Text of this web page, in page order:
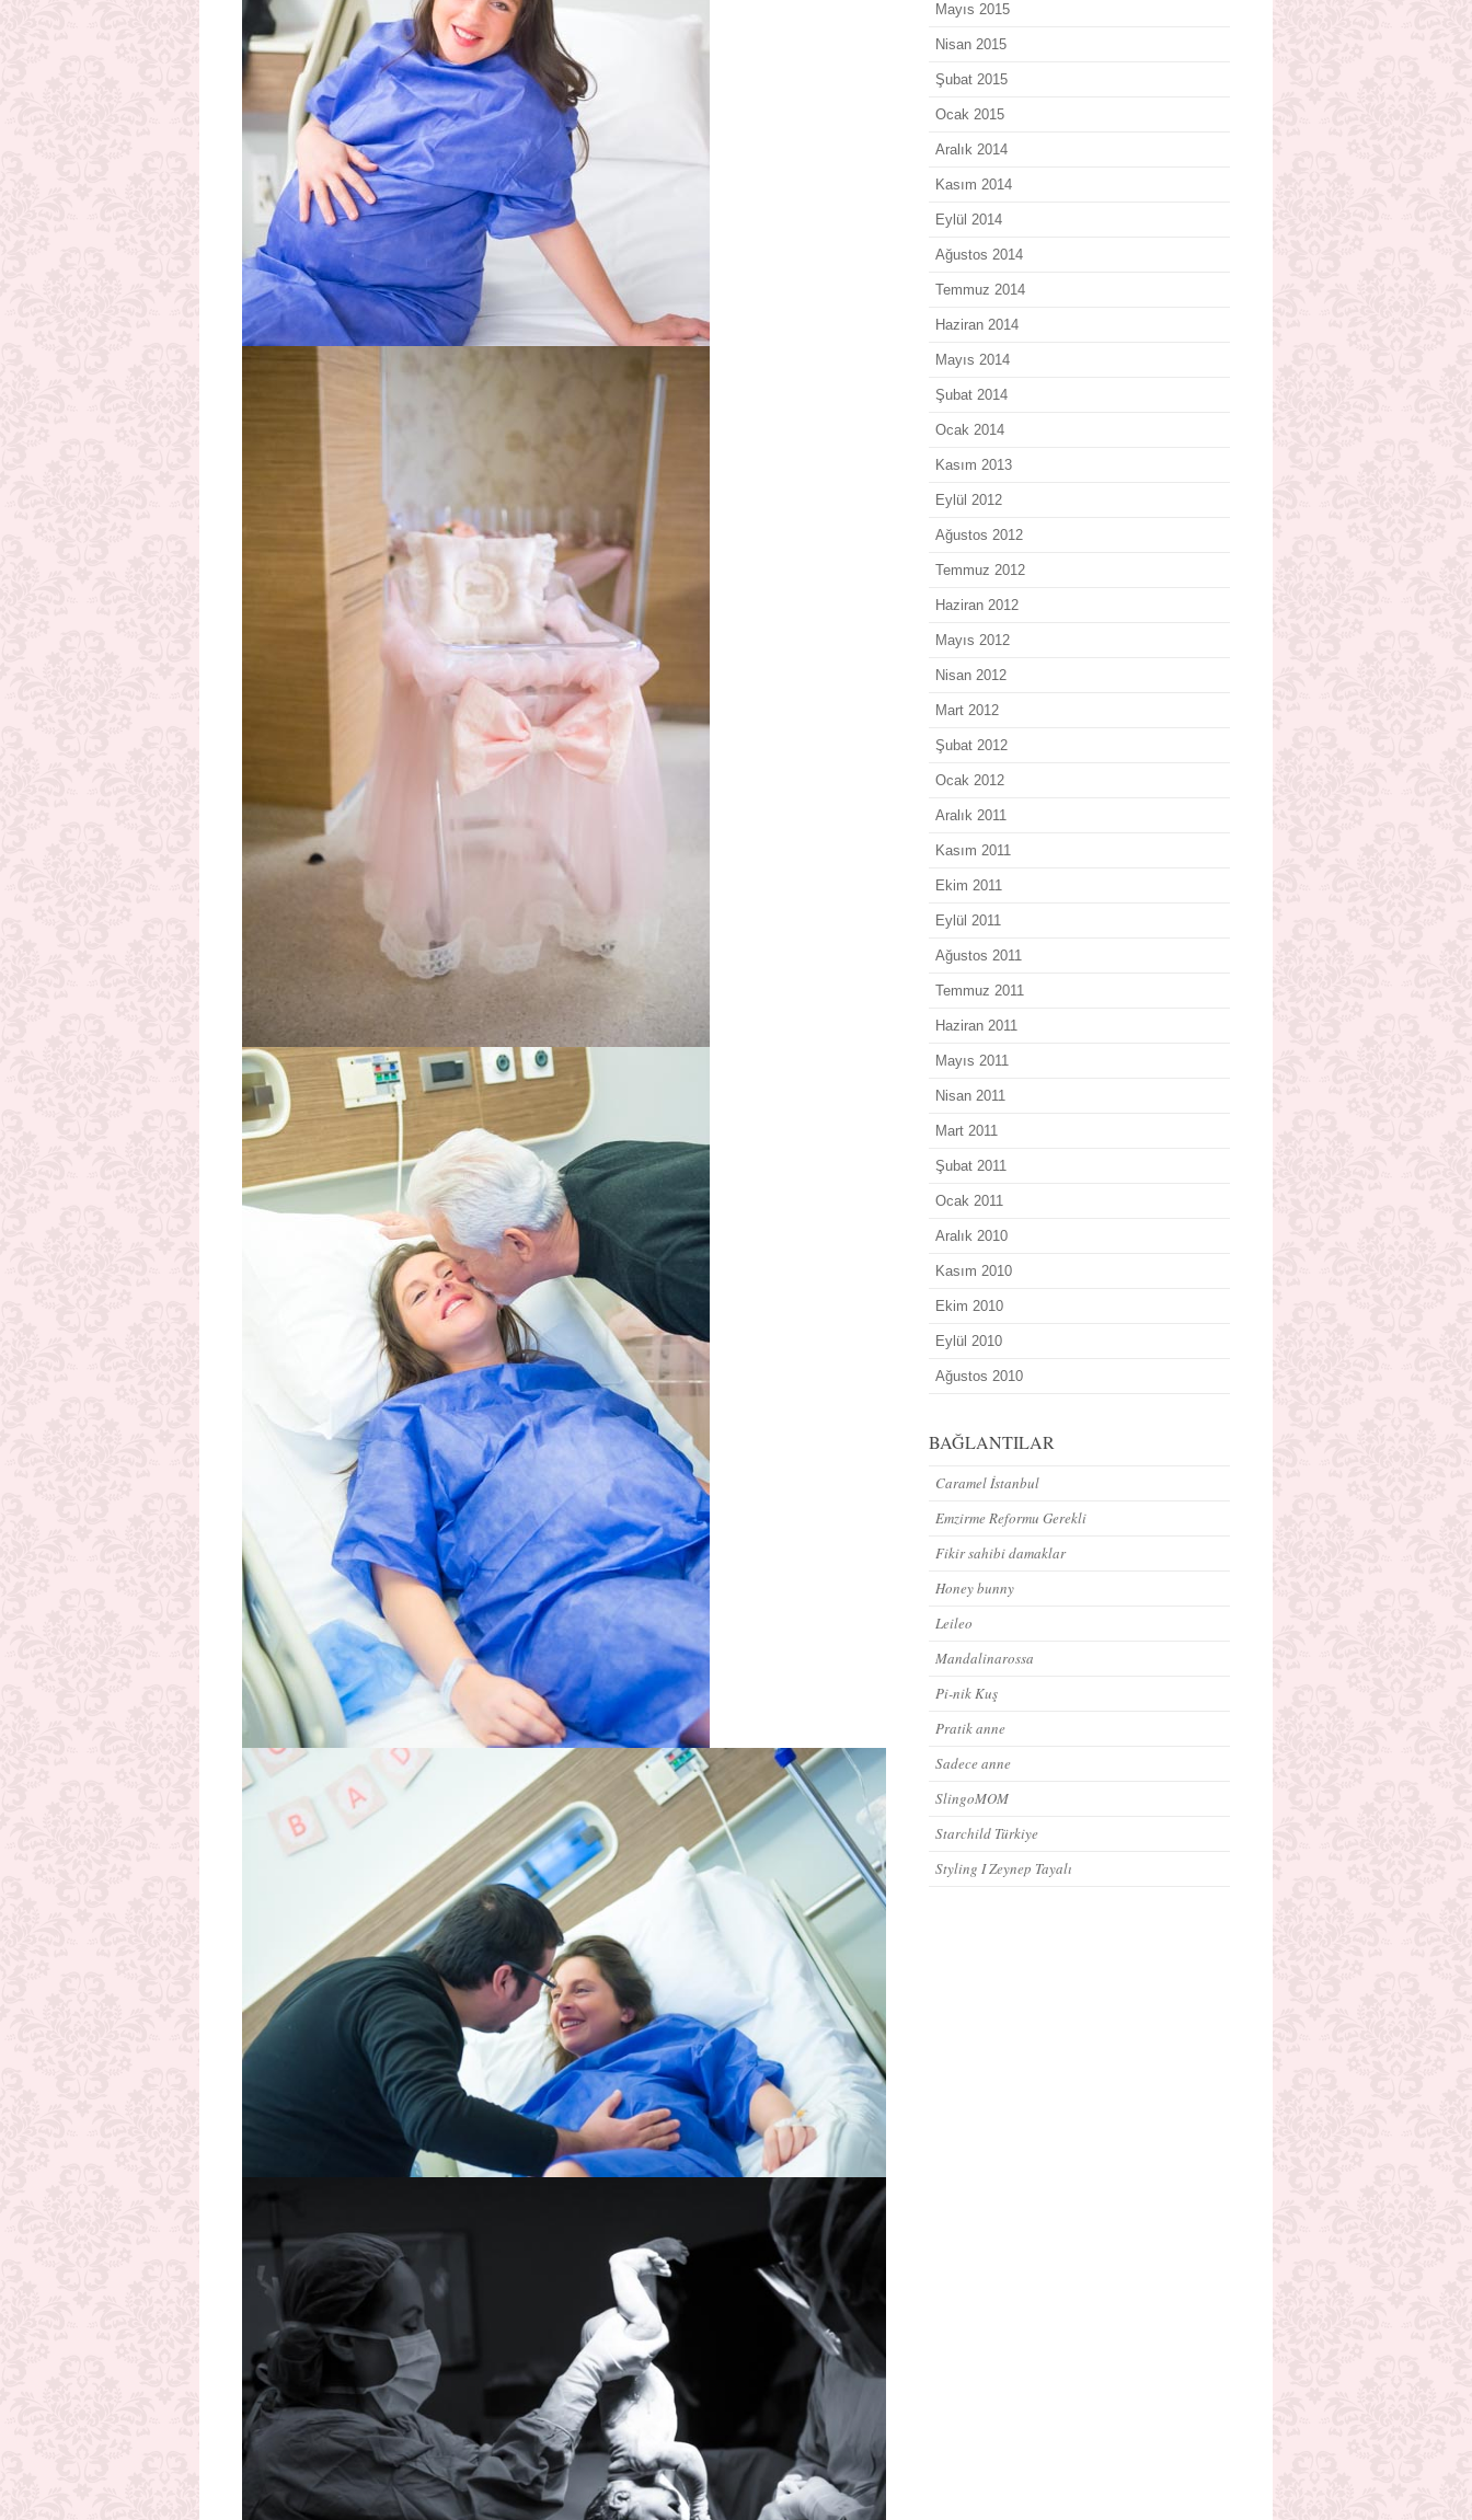
Mayıs 2015
Nisan 2015
Şubat 2015
Ocak 2015
Aralık 2014
Kasım 2014
Eylül 2014
Ağustos 2014
Temmuz 2014
Haziran 2014
Mayıs 2014
Şubat 2014
Ocak 2014
Kasım 2013
Eylül 2012
Ağustos 2012
Temmuz 2012
Haziran 2012
Mayıs 2012
Nisan 2012
Mart 2012
Şubat 2012
Ocak 2012
Aralık 2011
Kasım 2011
Ekim 2011
Eylül 2011
Ağustos 2011
Temmuz 2011
Haziran 2011
Mayıs 2011
Nisan 2011
Mart 2011
Şubat 2011
Ocak 2011
Aralık 2010
Kasım 2010
Ekim 2010
Eylül 2010
Ağustos 2010
BAĞLANTILAR
Caramel İstanbul
Emzirme Reformu Gerekli
Fikir sahibi damaklar
Honey bunny
Leileo
Mandalinarossa
Pi-nik Kuş
Pratik anne
Sadece anne
SlingoMOM
Starchild Türkiye
Styling I Zeynep Tayalı